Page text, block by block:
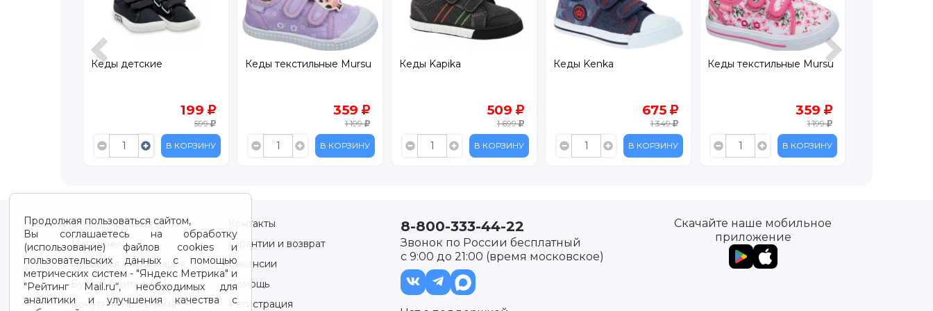
Кеды текстильные Mursu
359
1 199
В КОРЗИНУ
Кеды Kapika
509
1 699
В КОРЗИНУ
Кеды Kenka
675
1 349
В КОРЗИНУ
Кеды текстильные Mursu
359
1 199
В КОРЗИНУ
Кеды детские
199
699
В КОРЗИНУ
Продолжая пользоваться сайтом,
Вы соглашаетесь на обработку
(использование) файлов cookies и
пользовательских данных с помощью
метрических систем - "Яндекс Метрика" и
"Рейтинг Mail.ru“, необходимых для
аналитики и улучшения качества с
О нас / About us
Контакты
Магазины
Гарантии и возврат
Правовая информация
Вакансии
Будьте бдительны!
Помощь
Бонусная программа
Регистрация
8-800-333-44-22
Звонок по России бесплатный
с 9:00 до 21:00 (время московское)
Скачайте наше мобильное
приложение